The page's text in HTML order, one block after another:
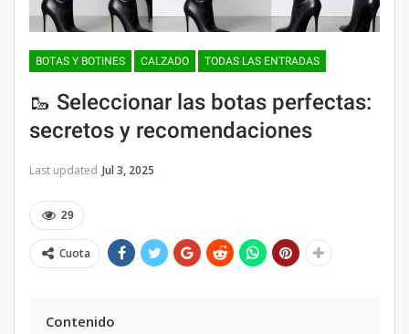
BOTAS Y BOTINES CALZADO TODAS LAS ENTRADAS
🥾 Seleccionar las botas perfectas:
secretos y recomendaciones
Last updated Jul 3, 2025
29
Cuota
Contenido